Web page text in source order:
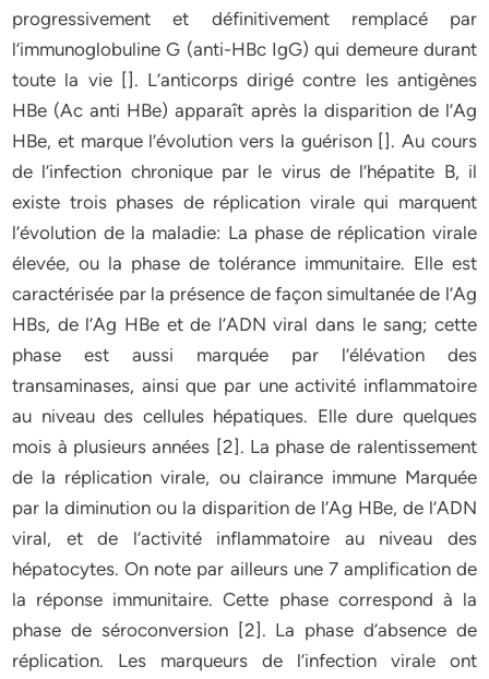
progressivement et définitivement remplacé par
l’immunoglobuline G (anti-HBc IgG) qui demeure durant
toute la vie []. L’anticorps dirigé contre les antigènes
HBe (Ac anti HBe) apparaît après la disparition de l’Ag
HBe, et marque l’évolution vers la guérison []. Au cours
de l’infection chronique par le virus de l’hépatite B, il
existe trois phases de réplication virale qui marquent
l’évolution de la maladie: La phase de réplication virale
élevée, ou la phase de tolérance immunitaire. Elle est
caractérisée par la présence de façon simultanée de l’Ag
HBs, de l’Ag HBe et de l’ADN viral dans le sang; cette
phase est aussi marquée par l’élévation des
transaminases, ainsi que par une activité inflammatoire
au niveau des cellules hépatiques. Elle dure quelques
mois à plusieurs années [2]. La phase de ralentissement
de la réplication virale, ou clairance immune Marquée
par la diminution ou la disparition de l’Ag HBe, de l’ADN
viral, et de l’activité inflammatoire au niveau des
hépatocytes. On note par ailleurs une 7 amplification de
la réponse immunitaire. Cette phase correspond à la
phase de séroconversion [2]. La phase d’absence de
réplication. Les marqueurs de l’infection virale ont